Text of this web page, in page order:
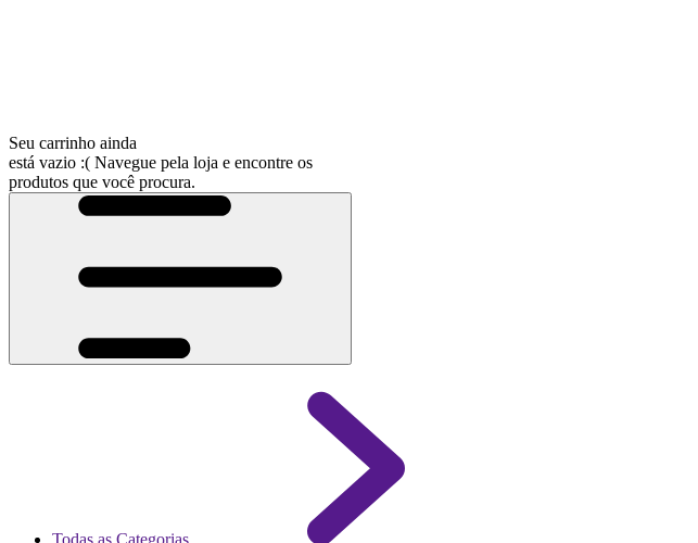
Seu carrinho ainda
está vazio :( Navegue pela loja e encontre os
produtos que você procura.
Todas as Categorias